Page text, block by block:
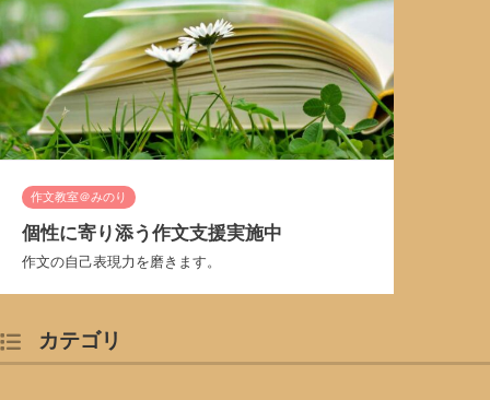
作文教室＠みのり
個性に寄り添う作文支援実施中
作文の自己表現力を磨きます。
カテゴリ